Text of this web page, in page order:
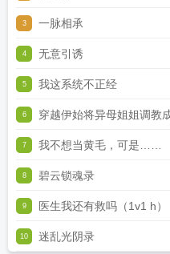
3 一脉相承
4 无意引诱
5 我这系统不正经
6 穿越伊始将异母姐姐调教
女性征服至胯下）
7 我不想当黄毛，可是……
8 碧云锁魂录
9 医生我还有救吗（1v1 h）
10 迷乱光阴录